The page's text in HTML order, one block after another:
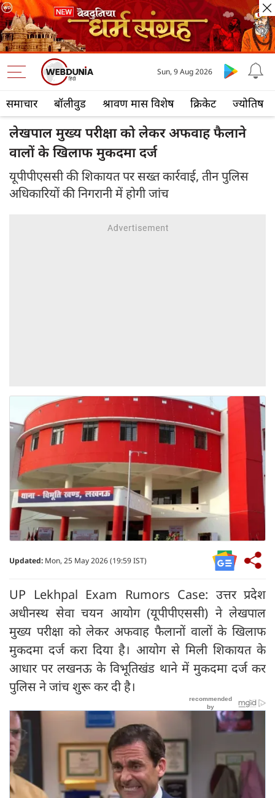
समाचार बॉलीवुड श्रावण मास विशेष क्रिकेट ज्योतिष
Sun, 9 Aug 2026
लेखपाल मुख्य परीक्षा को लेकर अफवाह फैलाने
वालों के खिलाफ मुकदमा दर्ज
यूपीपीएससी की शिकायत पर सख्त कार्रवाई, तीन पुलिस
अधिकारियों की निगरानी में होगी जांच
Updated: Mon, 25 May 2026 (19:59 IST)
UP Lekhpal Exam Rumors Case: उत्तर प्रदेश
अधीनस्थ सेवा चयन आयोग (यूपीपीएससी) ने लेखपाल
मुख्य परीक्षा को लेकर अफवाह फैलानों वालों के खिलाफ
मुकदमा दर्ज करा दिया है। आयोग से मिली शिकायत के
आधार पर लखनऊ के विभूतिखंड थाने में मुकदमा दर्ज कर
पुलिस ने जांच शुरू कर दी है।